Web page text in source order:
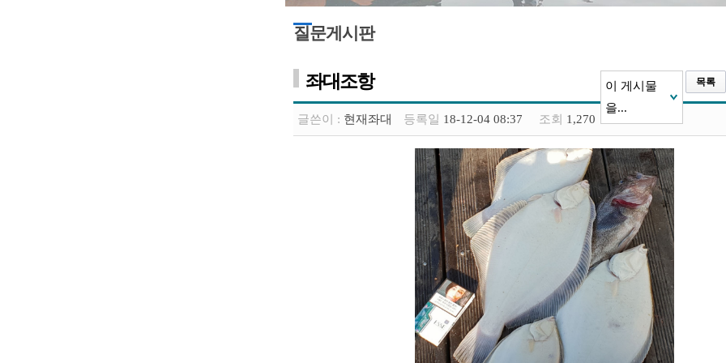
질문게시판
좌대조항
이 게시물
을...
목록
글쓴이 : 현재좌대 등록일 18-12-04 08:37 조회 1,270